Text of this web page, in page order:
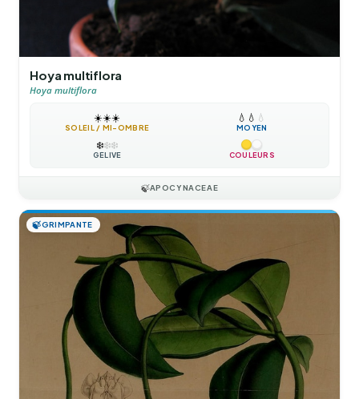
Hoya multiflora
Hoya multiflora
☀️☀️☀️
SOLEIL / MI-OMBRE
💧 💧 💧
MOYEN
❄️❄️❄️
GÉLIVE COULEURS
🍃APOCYNACEAE
🍃GRIMPANTE